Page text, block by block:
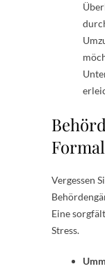
Vergessen
Eine
Stress.